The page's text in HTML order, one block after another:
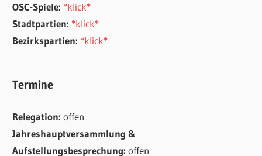
OSC-Spiele: *klick*
Stadtpartien: *klick*
Bezirkspartien: *klick*
Termine
Relegation:offen
Jahreshauptversammlung &
Aufstellungsbesprechung:offen